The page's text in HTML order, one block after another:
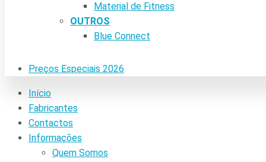
Material de Fitness
OUTROS
Blue Connect
Preços Especiais 2026
Início
Fabricantes
Contactos
Informações
Quem Somos